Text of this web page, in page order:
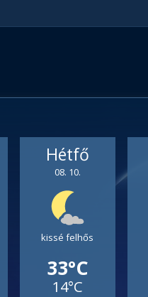
Hétfő
08. 10.
kissé felhős
33°C
14°C